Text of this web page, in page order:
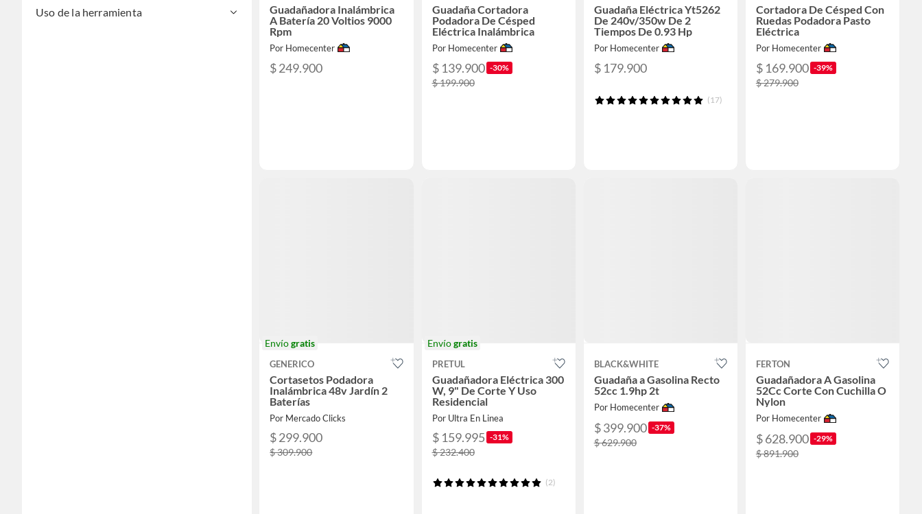
Uso de la herramienta
Guadañadora Inalámbrica
A Batería 20 Voltios 9000
Rpm
Por Homecenter
$ 249.900
Guadaña Cortadora
Podadora De Césped
Eléctrica Inalámbrica
Por Homecenter
$ 139.900 -30%
$ 199.900
Guadaña Eléctrica Yt5262
De 240v/350w De 2
Tiempos De 0.93 Hp
Por Homecenter
$ 179.900
(17)
Cortadora De Césped Con
Ruedas Podadora Pasto
Eléctrica
Por Homecenter
$ 169.900 -39%
$ 279.900
Envíogratis
GENERICO
Cortasetos Podadora
Inalámbrica 48v Jardín 2
Baterías
Por Mercado Clicks
$ 299.900
$ 309.900
Envíogratis
PRETUL
Guadañadora Eléctrica 300
W, 9" De Corte Y Uso
Residencial
Por Ultra En Linea
$ 159.995 -31%
$ 232.400
(2)
BLACK&WHITE
Guadaña a Gasolina Recto
52cc 1.9hp 2t
Por Homecenter
$ 399.900 -37%
$ 629.900
FERTON
Guadañadora A Gasolina
52Cc Corte Con Cuchilla O
Nylon
Por Homecenter
$ 628.900 -29%
$ 891.900